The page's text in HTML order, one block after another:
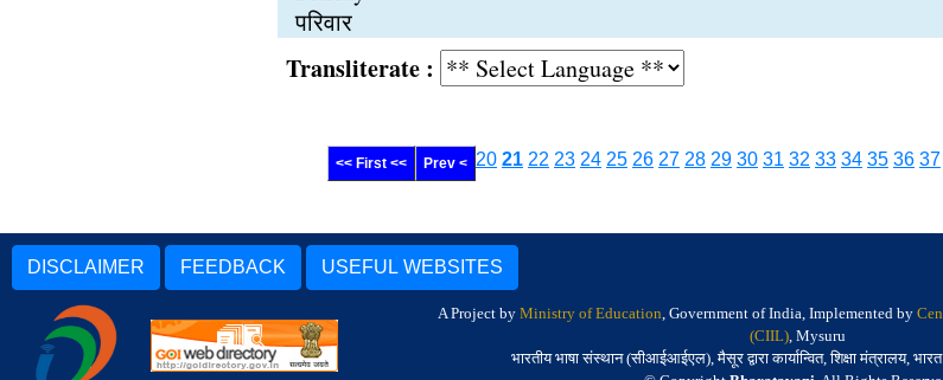
परिवार
Transliterate :
<< First << Prev < 20 21 22 23 24 25 26 27 28 29 30 31 32 33 34 35 36 37
DISCLAIMER FEEDBACK USEFUL WEBSITES
A Project by Ministry of Education, Government of India, Implemented by
(CIIL), Mysuru
भारतीय भाषा संस्थान (सीआईआईएल), मैसूर द्वारा कार्यान्वित, शिक्षा मंत्रालय,